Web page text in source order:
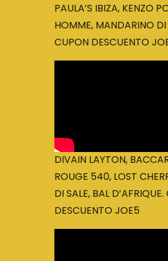
PAULA’S IBIZA, KENZO
HOMME, MANDARINO DI
CUPON DESCUENTO
DIVAIN LAYTON,
ROUGE 540, LOST
DI SALE, BAL
DESCUENTO JOE5